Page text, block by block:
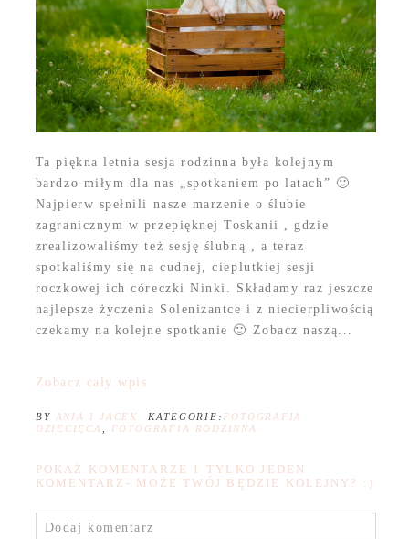
Ta piękna letnia sesja rodzinna była kolejnym
bardzo miłym dla nas „spotkaniem po latach” 🙂
Najpierw spełnili nasze marzenie o ślubie
zagranicznym w przepięknej Toskanii , gdzie
zrealizowaliśmy też sesję ślubną , a teraz
spotkaliśmy się na cudnej, cieplutkiej sesji
roczkowej ich córeczki Ninki. Składamy raz jeszcze
najlepsze życzenia Solenizantce i z niecierpliwością
czekamy na kolejne spotkanie 🙂 Zobacz naszą...
Zobacz cały wpis
BY ANIA I JACEK KATEGORIE: FOTOGRAFIA
DZIECIĘCA , FOTOGRAFIA RODZINNA
POKAŻ KOMENTARZE
1 TYLKO JEDEN
KOMENTARZ- MOŻE TWÓJ BĘDZIE KOLEJNY? :)
Dodaj komentarz